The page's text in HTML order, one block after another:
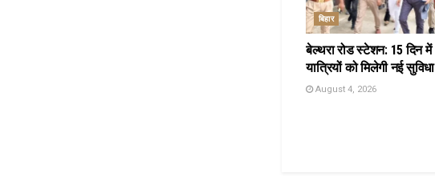
बिहार
बेल्थरा रोड स्टेशन: 15 दिन में
यात्रियों को मिलेगी नई सुविधा
August 4, 2026